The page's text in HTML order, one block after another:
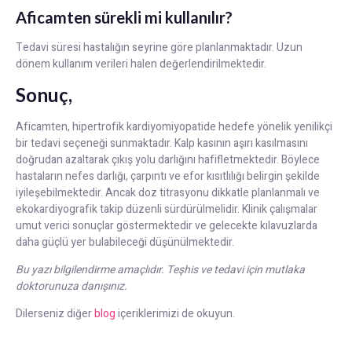
Aficamten sürekli mi kullanılır?
Tedavi süresi hastalığın seyrine göre planlanmaktadır. Uzun
dönem kullanım verileri halen değerlendirilmektedir.
Sonuç,
Aficamten, hipertrofik kardiyomiyopatide hedefe yönelik yenilikçi
bir tedavi seçeneği sunmaktadır. Kalp kasının aşırı kasılmasını
doğrudan azaltarak çıkış yolu darlığını hafifletmektedir. Böylece
hastaların nefes darlığı, çarpıntı ve efor kısıtlılığı belirgin şekilde
iyileşebilmektedir. Ancak doz titrasyonu dikkatle planlanmalı ve
ekokardiyografik takip düzenli sürdürülmelidir. Klinik çalışmalar
umut verici sonuçlar göstermektedir ve gelecekte kılavuzlarda
daha güçlü yer bulabileceği düşünülmektedir.
Bu yazı bilgilendirme amaçlıdır. Teşhis ve tedavi için mutlaka
doktorunuza danışınız.
Dilerseniz diğerblogiçeriklerimizi de okuyun.